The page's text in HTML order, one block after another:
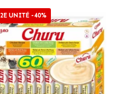
2E UNITÉ -40%